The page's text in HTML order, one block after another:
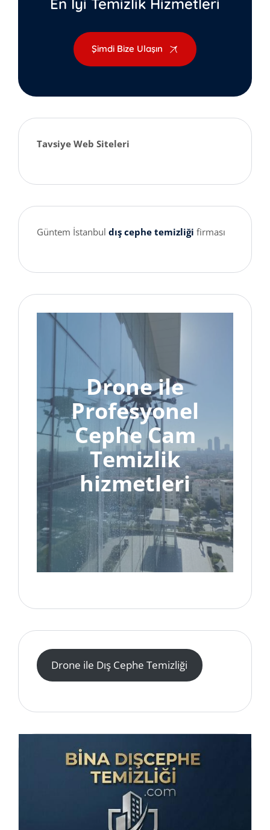
En İyi Temizlik Hizmetleri
Şimdi Bize Ulaşın
Tavsiye Web Siteleri
Güntem İstanbul dış cephe temizliği firması
Drone ile
Profesyonel
Cephe Cam
Temizlik
hizmetleri
Drone ile Dış Cephe Temizliği